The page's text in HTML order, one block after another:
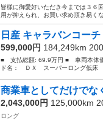
皆様に御愛好いただき今までは３６
用が抑えられ、お買い求め頂き易く
日産 キャラバンコー
599,000円 184,249km
■ 支払総額: 69.9万円 ■ 車両本
ド名： ＤＸ スーパーロング低
商業車としてだけでな
2,043,000円 125,000km
ロング